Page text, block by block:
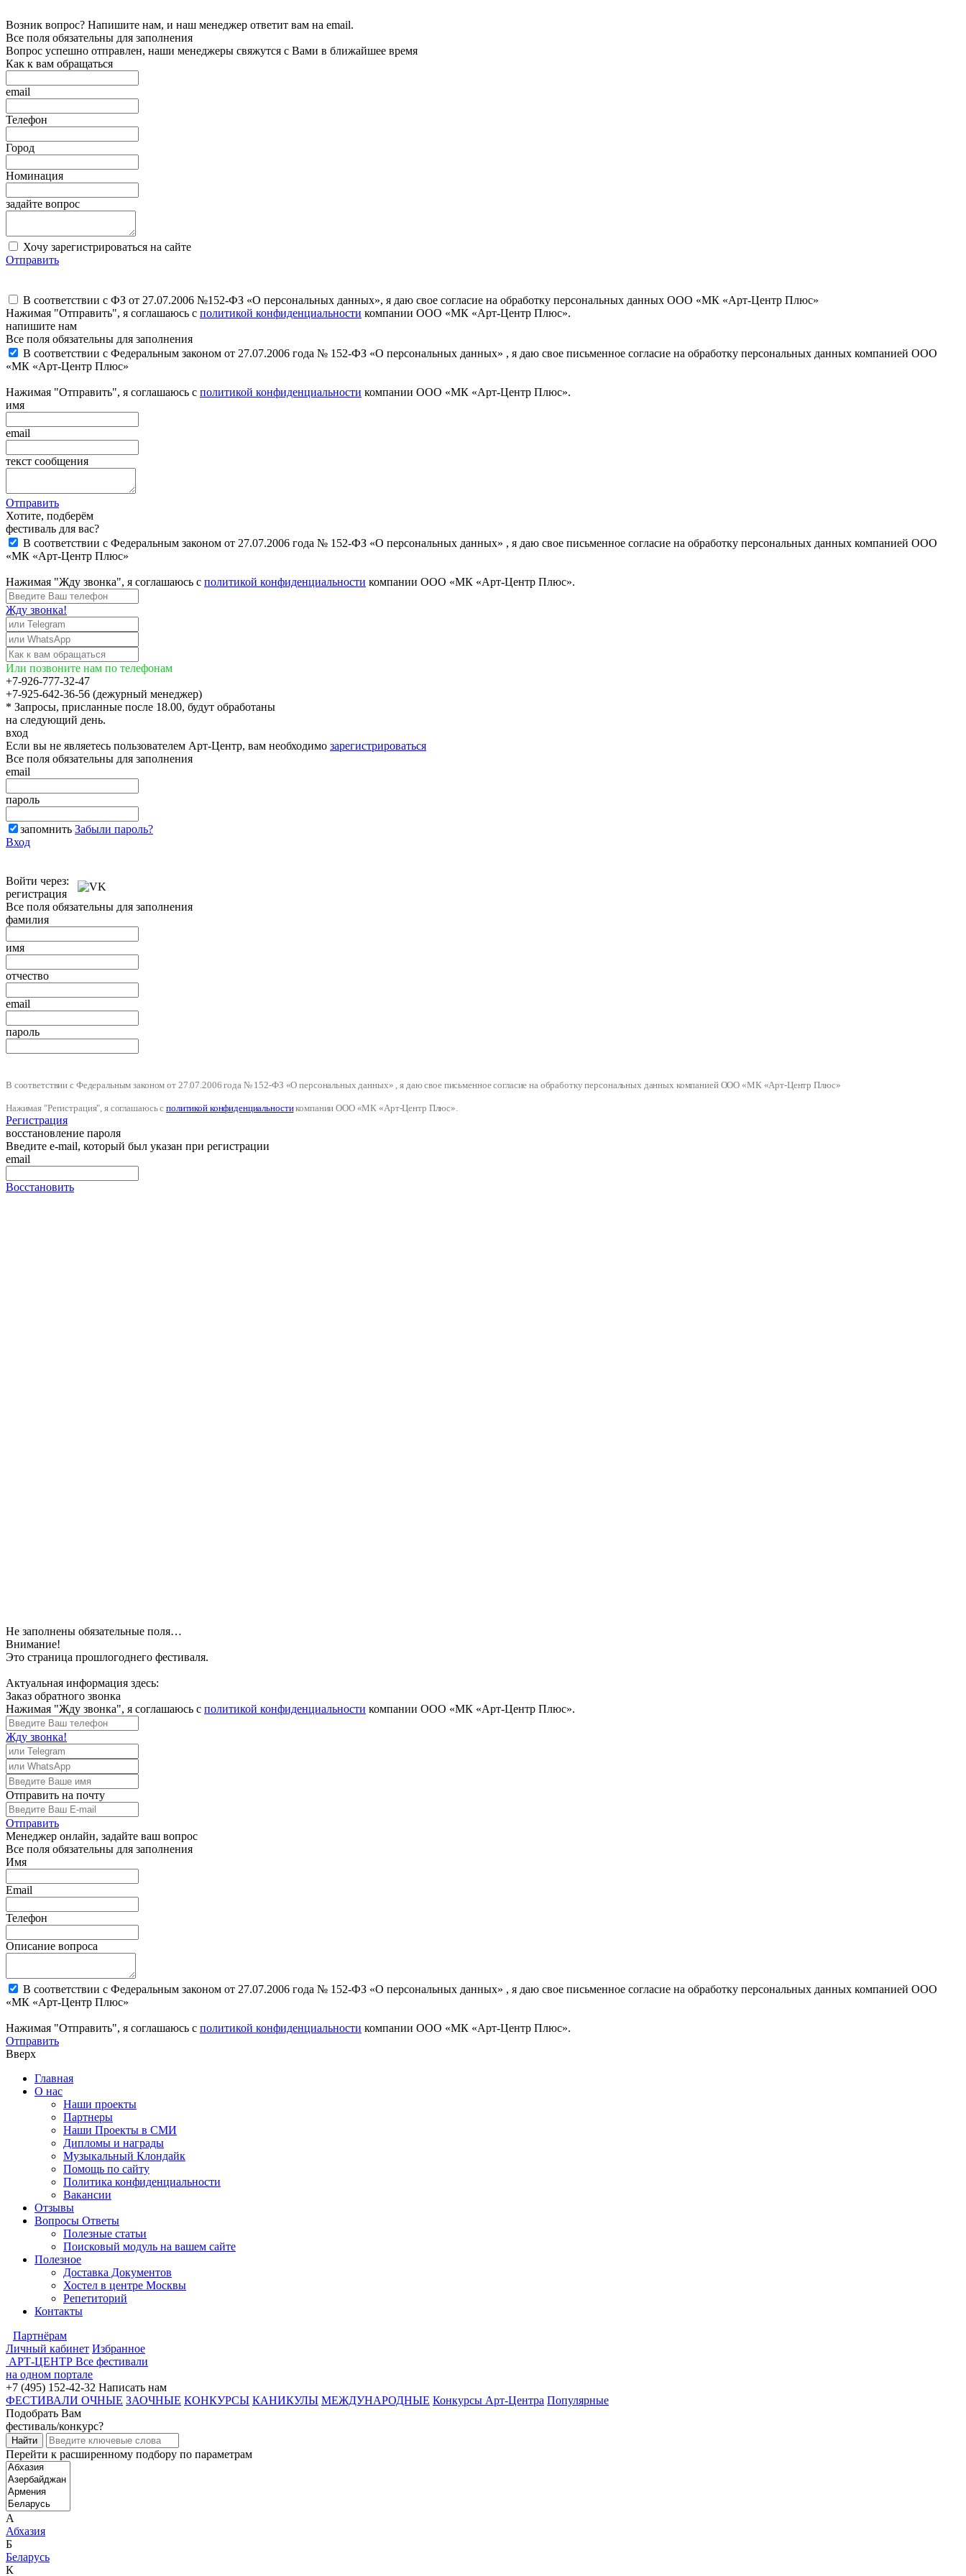
Возник вопрос? Напишите нам, и наш менеджер ответит вам на email.
Все поля обязательны для заполнения
Вопрос успешно отправлен, наши менеджеры свяжутся с Вами в ближайшее время
Как к вам обращаться
email
Телефон
Город
Номинация
задайте вопрос
Хочу зарегистрироваться на сайте
Отправить
В соответствии с ФЗ от 27.07.2006 №152-ФЗ «О персональных данных», я даю свое согласие на обработку персональных данных ООО «МК «Арт-Центр Плюс»
Нажимая "Отправить", я соглашаюсь с политикой конфиденциальности компании ООО «МК «Арт-Центр Плюс».
напишите нам
Все поля обязательны для заполнения
В соответствии с Федеральным законом от 27.07.2006 года № 152-ФЗ «О персональных данных» , я даю свое письменное согласие на обработку персональных данных компанией ООО
«МК «Арт-Центр Плюс»
Нажимая "Отправить", я соглашаюсь с политикой конфиденциальности компании ООО «МК «Арт-Центр Плюс».
имя
email
текст сообщения
Отправить
Хотите, подберём
фестиваль для вас?
В соответствии с Федеральным законом от 27.07.2006 года № 152-ФЗ «О персональных данных» , я даю свое письменное согласие на обработку персональных данных компанией ООО
«МК «Арт-Центр Плюс»
Нажимая "Жду звонка", я соглашаюсь с политикой конфиденциальности компании ООО «МК «Арт-Центр Плюс».
Жду звонка!
Или позвоните нам по телефонам
+7-926-777-32-47
+7-925-642-36-56 (дежурный менеджер)
* Запросы, присланные после 18.00, будут обработаны
на следующий день.
вход
Если вы не являетесь пользователем Арт-Центр, вам необходимо зарегистрироваться
Все поля обязательны для заполнения
email
пароль
запомнить Забыли пароль?
Вход
Войти через:
регистрация
Все поля обязательны для заполнения
фамилия
имя
отчество
email
пароль
В соответствии с Федеральным законом от 27.07.2006 года № 152-ФЗ «О персональных данных» , я даю свое письменное согласие на обработку персональных данных компанией ООО «МК «Арт-Центр Плюс»
Нажимая "Регистрация", я соглашаюсь сполитикой конфиденциальностикомпании ООО «МК «Арт-Центр Плюс».
Регистрация
восстановление пароля
Введите e-mail, который был указан при регистрации
email
Восстановить
Не заполнены обязательные поля…
Внимание!
Это страница прошлогоднего фестиваля.
Актуальная информация здесь:
Заказ обратного звонка
Нажимая "Жду звонка", я соглашаюсь с политикой конфиденциальности компании ООО «МК «Арт-Центр Плюс».
Жду звонка!
Отправить на почту
Отправить
Менеджер онлайн, задайте ваш вопрос
Все поля обязательны для заполнения
Имя
Email
Телефон
Описание вопроса
В соответствии с Федеральным законом от 27.07.2006 года № 152-ФЗ «О персональных данных» , я даю свое письменное согласие на обработку персональных данных компанией ООО
«МК «Арт-Центр Плюс»
Нажимая "Отправить", я соглашаюсь с политикой конфиденциальности компании ООО «МК «Арт-Центр Плюс».
Отправить
Вверх
Главная
О нас
Наши проекты
Партнеры
Наши Проекты в СМИ
Дипломы и награды
Музыкальный Клондайк
Помощь по сайту
Политика конфиденциальности
Вакансии
Отзывы
Вопросы Ответы
Полезные статьи
Поисковый модуль на вашем сайте
Полезное
Доставка Документов
Хостел в центре Москвы
Репетиторий
Контакты
Партнёрам
Личный кабинет Избранное
АРТ-ЦЕНТР Все фестивали
на одном портале
+7 (495) 152-42-32 Написать нам
ФЕСТИВАЛИ ОЧНЫЕ ЗАОЧНЫЕ КОНКУРСЫ КАНИКУЛЫ МЕЖДУНАРОДНЫЕ Конкурсы Арт-Центра Популярные
Подобрать Вам
фестиваль/конкурс?
Перейти к расширенному подбору по параметрам
А
Абхазия
Б
Беларусь
К